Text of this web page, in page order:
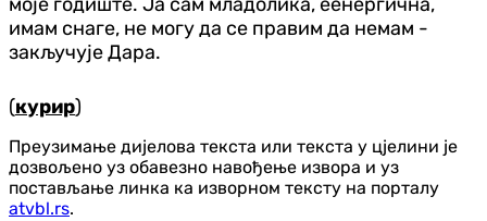
моје годиште. Ја сам младолика, еенергична,
имам снаге, не могу да се правим да немам -
закључује Дара.
(курир)
Преузимање дијелова текста или текста у цјелини је
дозвољено уз обавезно навођење извора и уз
постављање линка ка изворном тексту на порталу
atvbl.rs.